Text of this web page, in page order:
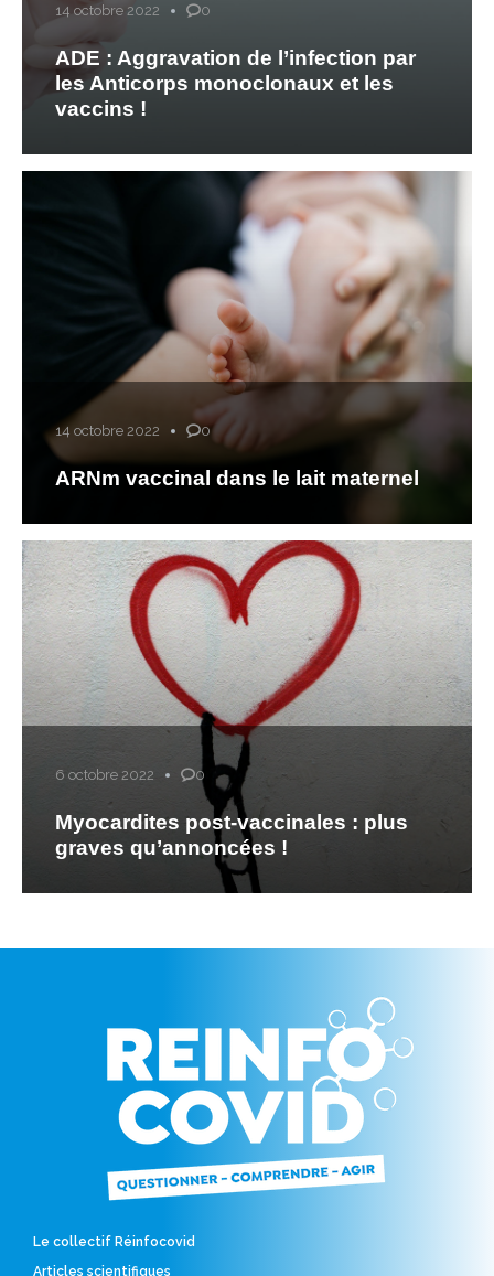
14 octobre 2022 0
ADE : Aggravation de l’infection par
les Anticorps monoclonaux et les
vaccins !
14 octobre 2022 0
ARNm vaccinal dans le lait maternel
6 octobre 2022 0
Myocardites post-vaccinales : plus
graves qu’annoncées !
Le collectif Réinfocovid
Articles scientifiques